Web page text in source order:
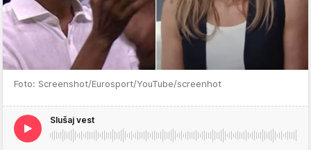
Foto: Screenshot/Eurosport/YouTube/screenhot
Slušaj vest